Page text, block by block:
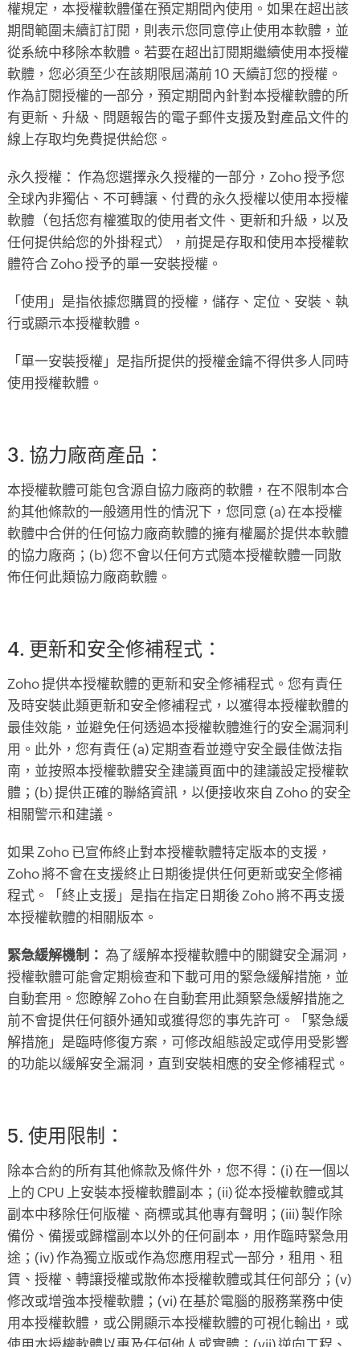
權規定，本授權軟體僅在預定期間內使用。如果在超出該
期間範圍未續訂訂閱，則表示您同意停止使用本軟體，並
從系統中移除本軟體。若要在超出訂閱期繼續使用本授權
軟體，您必須至少在該期限屆滿前 10 天續訂您的授權。
作為訂閱授權的一部分，預定期間內針對本授權軟體的所
有更新、升級、問題報告的電子郵件支援及對產品文件的
線上存取均免費提供給您。
永久授權： 作為您選擇永久授權的一部分，Zoho 授予您
全球內非獨佔、不可轉讓、付費的永久授權以使用本授權
軟體（包括您有權獲取的使用者文件、更新和升級，以及
任何提供給您的外掛程式），前提是存取和使用本授權軟
體符合 Zoho 授予的單一安裝授權。
「使用」是指依據您購買的授權，儲存、定位、安裝、執
行或顯示本授權軟體。
「單一安裝授權」是指所提供的授權金鑰不得供多人同時
使用授權軟體。
3. 協力廠商產品：
本授權軟體可能包含源自協力廠商的軟體，在不限制本合
約其他條款的一般適用性的情況下，您同意 (a) 在本授權
軟體中合併的任何協力廠商軟體的擁有權屬於提供本軟體
的協力廠商；(b) 您不會以任何方式隨本授權軟體一同散
佈任何此類協力廠商軟體。
4. 更新和安全修補程式：
Zoho 提供本授權軟體的更新和安全修補程式。您有責任
及時安裝此類更新和安全修補程式，以獲得本授權軟體的
最佳效能，並避免任何透過本授權軟體進行的安全漏洞利
用。此外，您有責任 (a) 定期查看並遵守安全最佳做法指
南，並按照本授權軟體安全建議頁面中的建議設定授權軟
體；(b) 提供正確的聯絡資訊，以便接收來自 Zoho 的安全
相關警示和建議。
如果 Zoho 已宣佈終止對本授權軟體特定版本的支援，
Zoho 將不會在支援終止日期後提供任何更新或安全修補
程式。「終止支援」是指在指定日期後 Zoho 將不再支援
本授權軟體的相關版本。
緊急緩解機制： 為了緩解本授權軟體中的關鍵安全漏洞，
授權軟體可能會定期檢查和下載可用的緊急緩解措施，並
自動套用。您瞭解 Zoho 在自動套用此類緊急緩解措施之
前不會提供任何額外通知或獲得您的事先許可。「緊急緩
解措施」是臨時修復方案，可修改組態設定或停用受影響
的功能以緩解安全漏洞，直到安裝相應的安全修補程式。
5. 使用限制：
除本合約的所有其他條款及條件外，您不得：(i) 在一個以
上的 CPU 上安裝本授權軟體副本；(ii) 從本授權軟體或其
副本中移除任何版權、商標或其他專有聲明；(iii) 製作除
備份、備援或歸檔副本以外的任何副本，用作臨時緊急用
途；(iv) 作為獨立版或作為您應用程式一部分，租用、租
賃、授權、轉讓授權或散佈本授權軟體或其任何部分；(v)
修改或增強本授權軟體；(vi) 在基於電腦的服務業務中使
用本授權軟體，或公開顯示本授權軟體的可視化輸出，或